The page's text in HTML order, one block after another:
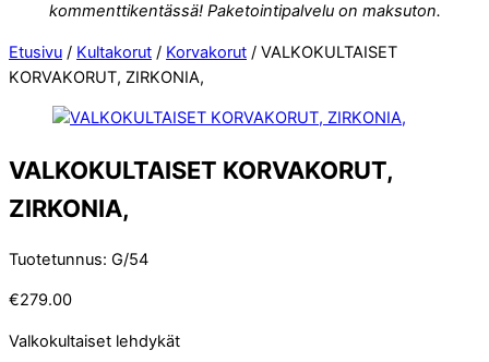
kommenttikentässä! Paketointipalvelu on maksuton.
Etusivu / Kultakorut / Korvakorut / VALKOKULTAISET
KORVAKORUT, ZIRKONIA,
VALKOKULTAISET KORVAKORUT,
ZIRKONIA,
Tuotetunnus: G/54
€279.00
Valkokultaiset lehdykät